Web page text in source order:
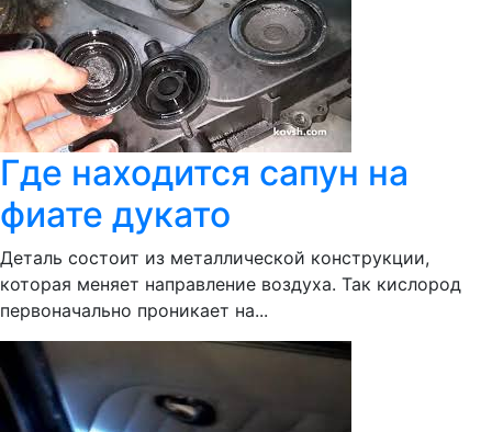
Где находится сапун на
фиате дукато
Деталь состоит из металлической конструкции,
которая меняет направление воздуха. Так кислород
первоначально проникает на...